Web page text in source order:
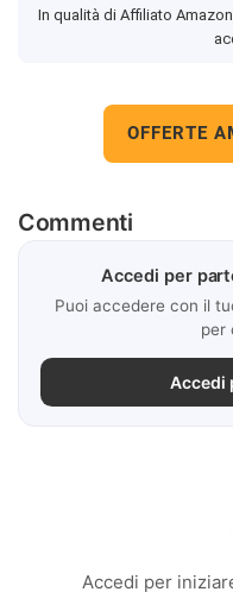
In qualità di Affiliato
OFFERTE
Commenti
Accedi per
Puoi accedere con il
per
Accedi
Accedi per